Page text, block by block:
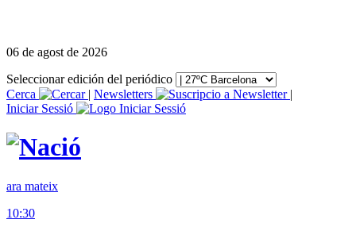
06 de agost de 2026
Seleccionar edición del periódico
Cerca
| Newsletters
|
Iniciar Sessió
ara mateix
10:30